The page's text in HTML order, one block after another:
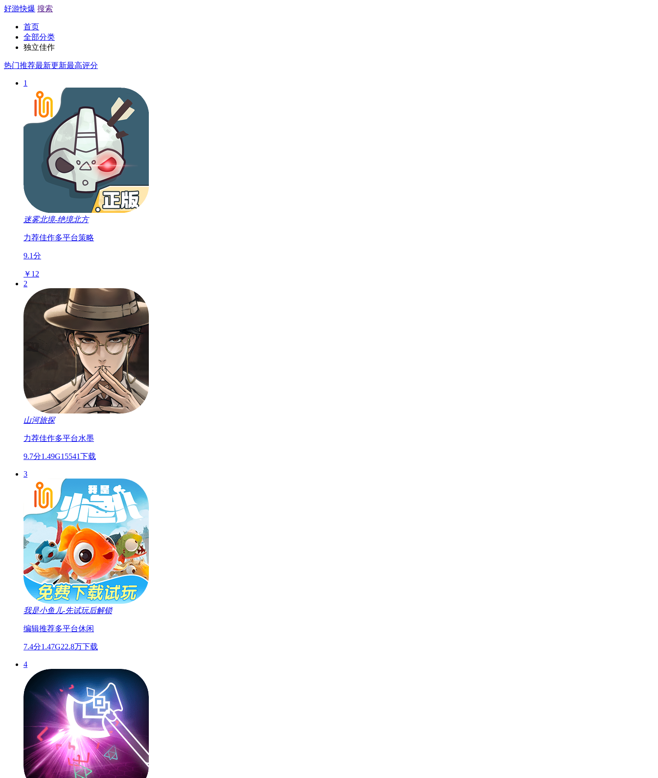
好游快爆 搜索
首页
全部分类
独立佳作
热门推荐最新更新最高评分
1
迷雾北境-绝境北方
力荐佳作多平台策略
9.1分
￥12
2
山河旅探
力荐佳作多平台水墨
9.7分1.49G15541下载
3
我是小鱼儿-先试玩后解锁
编辑推荐多平台休闲
7.4分1.47G22.8万下载
4